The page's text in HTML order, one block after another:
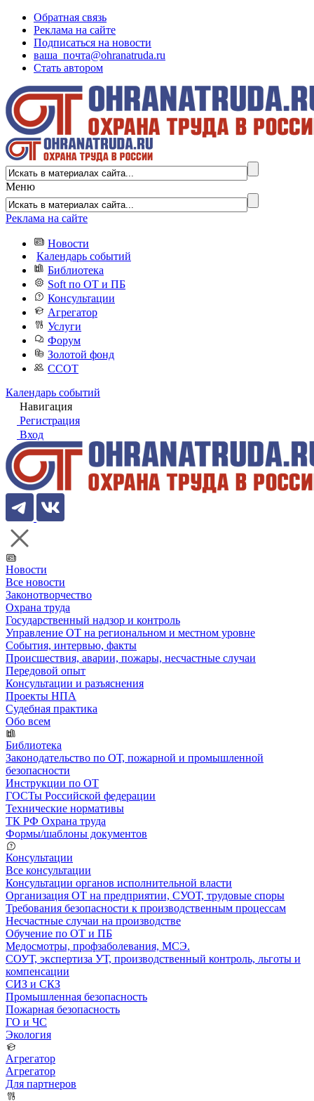
Обратная связь
Реклама на сайте
Подписаться на новости
ваша_почта@ohranatruda.ru
Стать автором
Меню
Реклама на сайте
Новости
Календарь событий
Библиотека
Soft по ОТ и ПБ
Консультации
Агрегатор
Услуги
Форум
Золотой фонд
ССОТ
Календарь событий
Навигация
Регистрация
Вход
Новости
Все новости
Законотворчество
Охрана труда
Государственный надзор и контроль
Управление ОТ на региональном и местном уровне
События, интервью, факты
Происшествия, аварии, пожары, несчастные случаи
Передовой опыт
Консультации и разъяснения
Проекты НПА
Судебная практика
Обо всем
Библиотека
Законодательство по ОТ, пожарной и промышленной
безопасности
Инструкции по ОТ
ГОСТы Российской федерации
Технические нормативы
ТК РФ Охрана труда
Формы/шаблоны документов
Консультации
Все консультации
Консультации органов исполнительной власти
Организация ОТ на предприятии, СУОТ, трудовые споры
Требования безопасности к производственным процессам
Несчастные случаи на производстве
Обучение по ОТ и ПБ
Медосмотры, профзаболевания, МСЭ.
СОУТ, экспертиза УТ, производственный контроль, льготы и
компенсации
СИЗ и СКЗ
Промышленная безопасность
Пожарная безопасность
ГО и ЧС
Экология
Агрегатор
Агрегатор
Для партнеров